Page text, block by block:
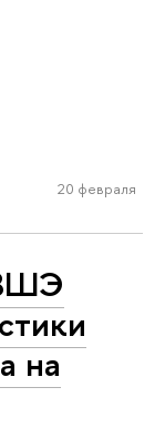
20 февраля
на